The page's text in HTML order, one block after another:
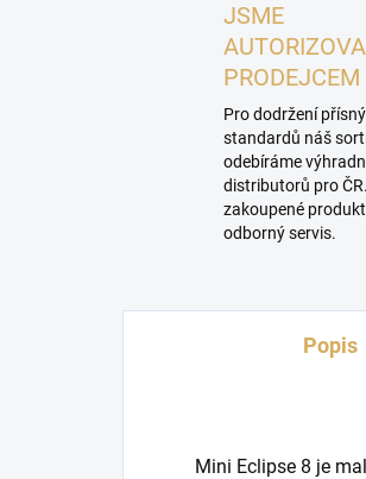
JSME
PRODEJCEM
Pro dodržení
standardů náš
odebíráme
distributorů pro
zakoupené
odborný servis.
Popis
Mini Eclipse 8 je